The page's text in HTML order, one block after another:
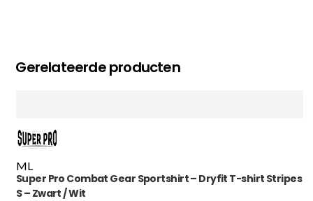
Gerelateerde producten
ML
Super Pro Combat Gear Sportshirt – Dryfit T-shirt Stripes
S – Zwart / Wit